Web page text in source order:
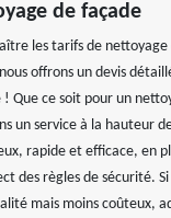
de façade
les tarifs de nettoyage
offrons un devis
Que ce soit pour un
un service à la hauteur
rapide et efficace, en
des règles de sécurité.
mais moins coûteux,